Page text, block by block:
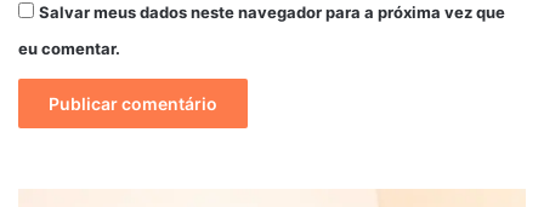
Salvar meus dados neste navegador para a próxima vez que
eu comentar.